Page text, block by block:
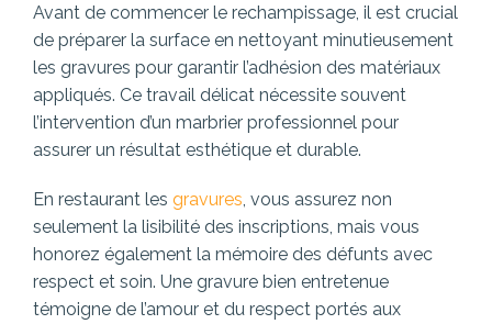
Avant de commencer le rechampissage, il est crucial
de préparer la surface en nettoyant minutieusement
les gravures pour garantir l’adhésion des matériaux
appliqués. Ce travail délicat nécessite souvent
l’intervention d’un marbrier professionnel pour
assurer un résultat esthétique et durable.
En restaurant les gravures, vous assurez non
seulement la lisibilité des inscriptions, mais vous
honorez également la mémoire des défunts avec
respect et soin. Une gravure bien entretenue
témoigne de l’amour et du respect portés aux